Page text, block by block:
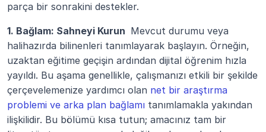
parça bir sonrakini destekler.
1. Bağlam: Sahneyi Kurun Mevcut durumu veya
halihazırda bilinenleri tanımlayarak başlayın. Örneğin,
uzaktan eğitime geçişin ardından dijital öğrenim hızla
yayıldı. Bu aşama genellikle, çalışmanızı etkili bir şekilde
çerçevelemenize yardımcı olan net bir araştırma
problemi ve arka plan bağlamı tanımlamakla yakından
ilişkilidir. Bu bölümü kısa tutun; amacınız tam bir